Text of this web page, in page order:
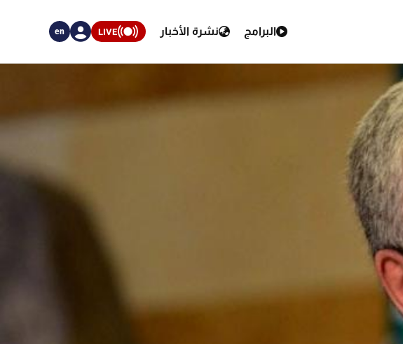
البرامج نشرة الأخبار LIVE
en